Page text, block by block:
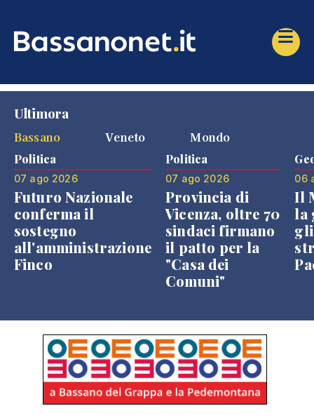
Ultimora
Bassano
Veneto Mondo
Politica
07 ago 2026
Futuro Nazionale
conferma il
sostegno
all'amministrazione
Finco
Politica
07 ago 2026
Provincia di
Vicenza, oltre 70
sindaci firmano
il patto per la
"Casa dei
Comuni"
06
Il
la